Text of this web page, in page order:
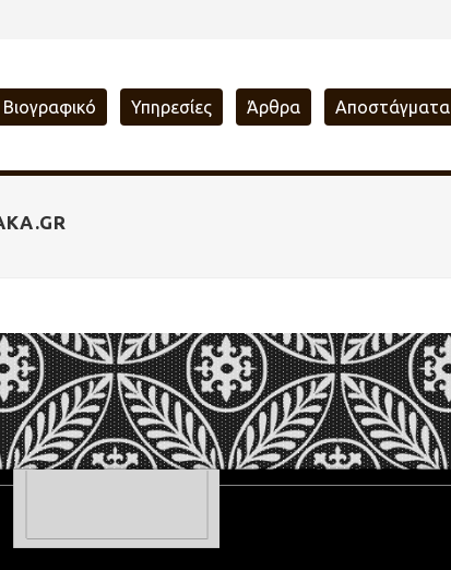
Βιογραφικό Υπηρεσίες Άρθρα Αποστάγματα